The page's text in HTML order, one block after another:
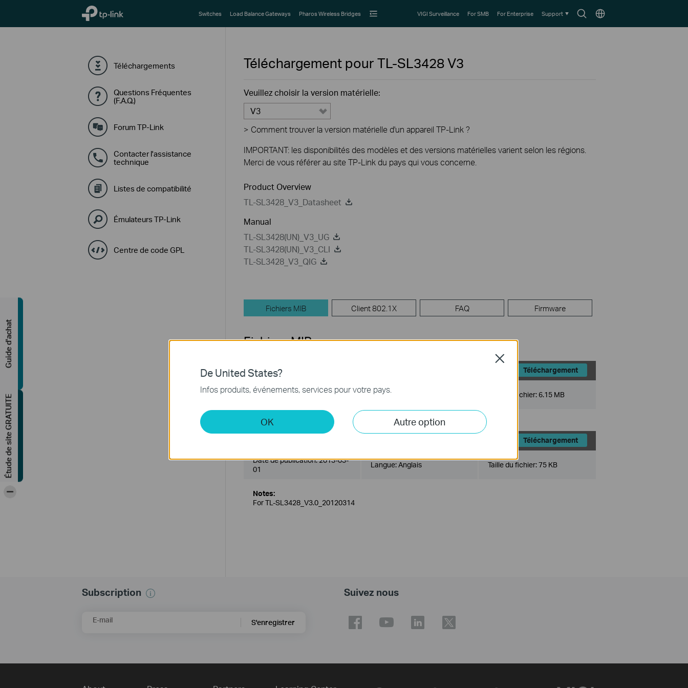
TP-Link, Reliably Smart
SearchChoose
Switches Load Balance Gateways Pharos Wireless Bridges VIGI Surveillance For SMB For Enterprise Support
Téléchargements
Questions Fréquentes
(F.A.Q.)
Forum TP-Link
Contacter l'assistance
technique
Listes de compatibilité
Émulateurs TP-Link
Centre de code GPL
Téléchargement pour TL-SL3428V3
Veuillez choisir la version matérielle:
V3
> Comment trouver la version matérielle d'un appareil TP-Link ?
IMPORTANT: les disponibilités des modèles et des versions matérielles varient selon les régions.
Merci de vous référer au site TP-Link du pays qui vous concerne.
Product Overview
TL-SL3428_V3_Datasheet
Manual
TL-SL3428(UN)_V3_UG
TL-SL3428(UN)_V3_CLI
TL-SL3428_V3_QIG
Fichiers MIB Client 802.1X FAQ Firmware
Fichiers MIB
TL-SL3428_V3_MIB_140115 Téléchargement
Date de publication:2014-01-
Langue: Taille du fichier: 6.15 MB
Téléchargement
Date de publication:2013-03-
01
Langue:Anglais Taille du fichier:75 KB
Notes:
For TL-SL3428_V3.0_20120314
Subscription
E-mail S'enregistrer
Suivez nous
De United States?
Infos produits, événements, services pour votre pays.
OK Autre option
Close
Guide d'achat
Étude de site GRATUITE
-